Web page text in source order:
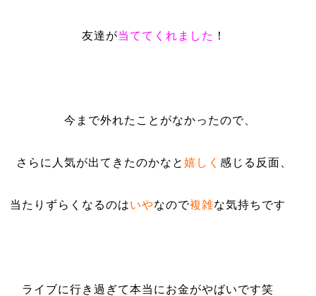
友達が当ててくれました ！
今まで外れたことがなかったので、
さらに人気が出てきたのかなと 嬉しく 感じる反面、
当たりずらくなるのはいやなので複雑な気持ちです
ライブに行き過ぎて本当にお金がやばいです笑